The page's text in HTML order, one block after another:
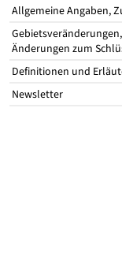
Allgemeine Angaben,
Gebietsveränderungen,
Änderungen zum
Definitionen und
Newsletter